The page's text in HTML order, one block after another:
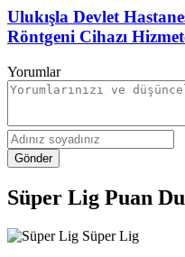
Ulukışla Devlet
Röntgeni Cihazı
Yorumlar
Gönder
Süper Lig Puan
Süper Lig